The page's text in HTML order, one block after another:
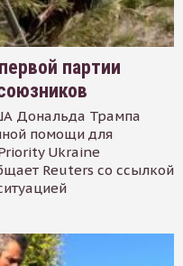
партии
Дональда Трампа
помощи для
Ukraine
Reuters со ссылкой